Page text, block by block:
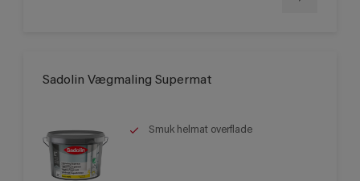
Sadolin Vægmaling Supermat
Smuk helmat overflade